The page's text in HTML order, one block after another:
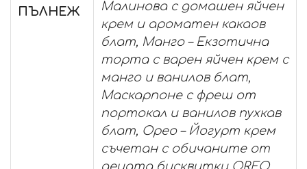
ПЪЛНЕЖ
Малинова с домашен яйчен
крем и ароматен какаов
блат, Манго – Екзотична
торта с варен яйчен крем с
манго и ванилов блат,
Маскарпоне с фреш от
портокал и ванилов пухкав
блат, Орео – Йогурт крем
съчетан с обичаните от